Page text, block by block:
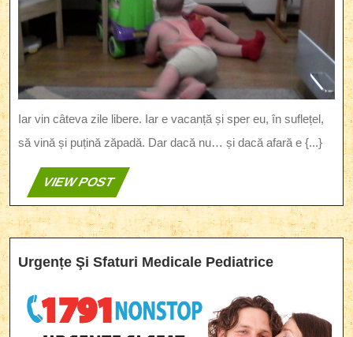
–
Idei
De
Jocuri
(Partea
Iar vin câteva zile libere. Iar e vacanță și sper eu, în suflețel,
să vină și puțină zăpadă. Dar dacă nu… și dacă afară e {...}
VIEW POSTVIEW
POST
Urgențe Şi Sfaturi Medicale PediatriceUrgențe
Medicale
Pediatrice